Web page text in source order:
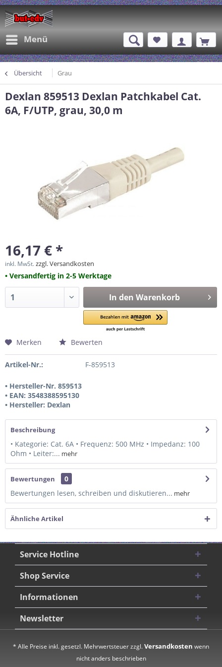
Menü
Übersicht Grau
Dexlan 859513 Dexlan Patchkabel Cat.
6A, F/UTP, grau, 30,0 m
16,17 € *
inkl. MwSt.zzgl. Versandkosten
• Versandfertig in 2-5 Werktage
In den Warenkorb
Merken Bewerten
Artikel-Nr.: F-859513
• Hersteller-Nr. 859513
• EAN: 3548388595130
• Hersteller: Dexlan
Beschreibung
• Kategorie: Cat. 6A • Frequenz: 500 MHz • Impedanz: 100
Ohm • Leiter:... mehr
Bewertungen
0
Bewertungen lesen, schreiben und diskutieren... mehr
Ähnliche Artikel
Service Hotline
Shop Service
Informationen
Newsletter
* Alle Preise inkl. gesetzl. Mehrwertsteuer zzgl.Versandkosten wenn
nicht anders beschrieben